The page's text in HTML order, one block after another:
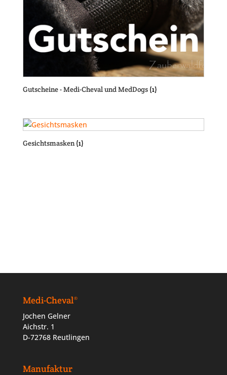
Gutscheine - Medi-Cheval und MedDogs (1)
Gesichtsmasken (1)
Medi-Cheval®
Jochen Gelner
Aichstr. 1
D-72768 Reutlingen
Manufaktur